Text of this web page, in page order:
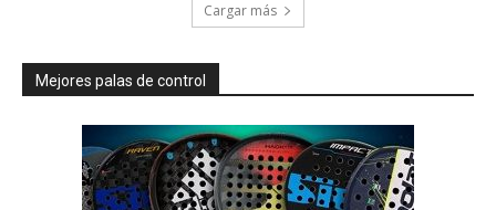
Cargar más
Mejores palas de control